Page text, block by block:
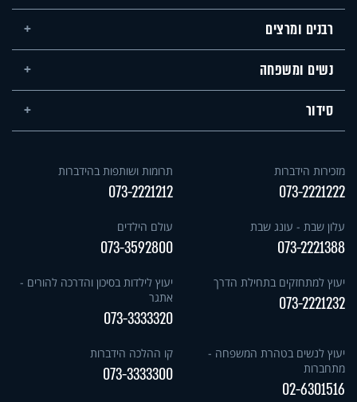
רבנים ומרצים
נשים ומשפחה
סידור
מזכירות הידברות
073-2221222
תרומות ושותפות בהידברות
073-2221212
עלון שבת - עונג שבת
073-2221388
עולם הילדים
073-3592800
יעוץ למתחזקים בתחילת הדרך
073-2221232
יעוץ לילדות בסיכון והדרכה להורים -
אתגר
073-3333320
יעוץ לנשים בטהרת המשפחה -
מתחברות
02-6301516
קו ההלכה הידברות
073-3333300